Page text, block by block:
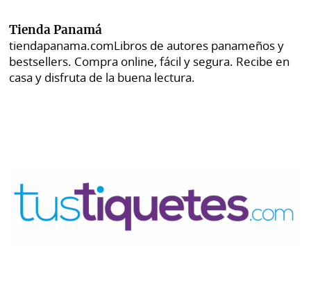
Tienda Panamá
tiendapanama.comLibros de autores panameños y
bestsellers. Compra online, fácil y segura. Recibe en
casa y disfruta de la buena lectura.